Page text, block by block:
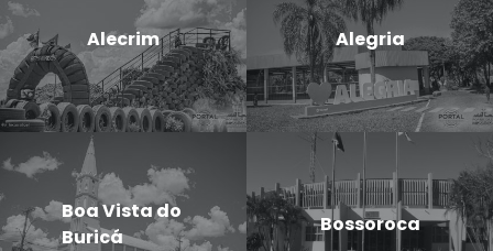
Alecrim Alegria
Boa Vista do
Buricá
Bossoroca